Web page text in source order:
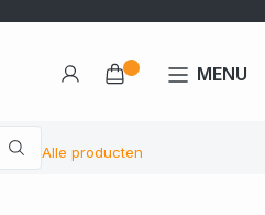
Alle producten
MENU